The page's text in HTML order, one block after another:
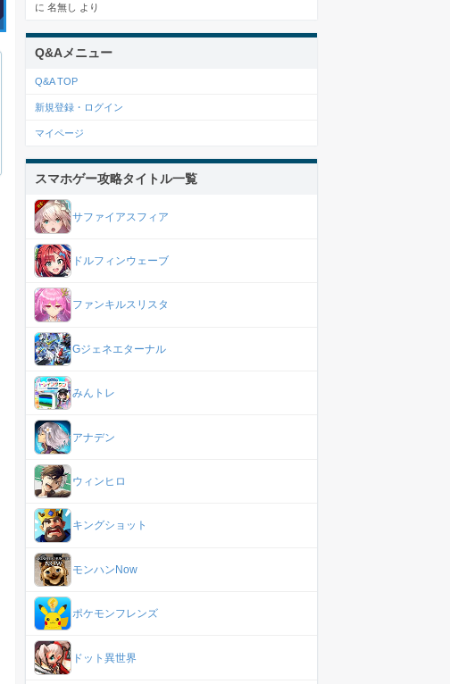
に 名無し より
Q&Aメニュー
Q&A TOP
新規登録・ログイン
マイページ
スマホゲー攻略タイトル一覧
サファイアスフィア
ドルフィンウェーブ
ファンキルスリスタ
Gジェネエターナル
みんトレ
アナデン
ウィンヒロ
キングショット
モンハンNow
ポケモンフレンズ
ドット異世界